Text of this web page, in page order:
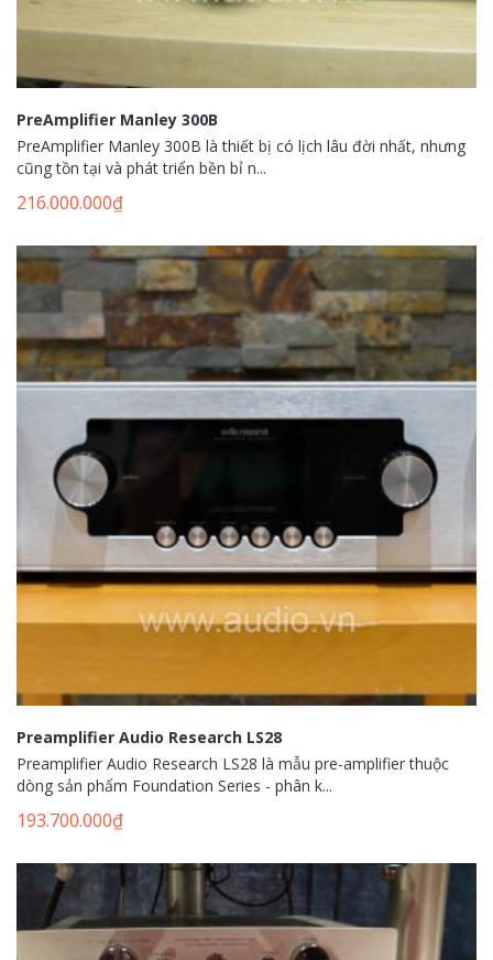
PreAmplifier Manley 300B
PreAmplifier Manley 300B là thiết bị có lịch lâu đời nhất, nhưng
cũng tồn tại và phát triển bền bỉ n...
216.000.000₫
Preamplifier Audio Research LS28
Preamplifier Audio Research LS28 là mẫu pre-amplifier thuộc
dòng sản phẩm Foundation Series - phân k...
193.700.000₫